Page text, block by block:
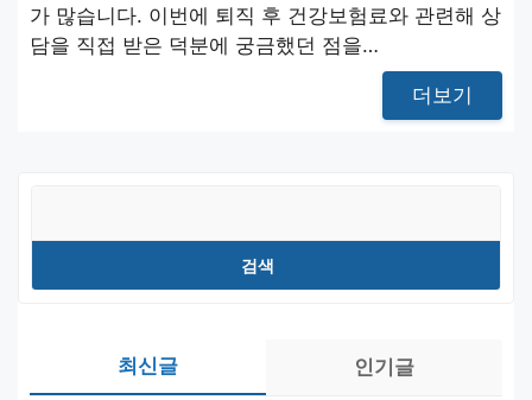
가 많습니다. 이번에 퇴직 후 건강보험료와 관련해 상
담을 직접 받은 덕분에 궁금했던 점을…
더보기
검색
최신글 인기글